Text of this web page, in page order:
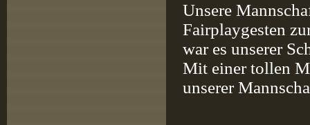
Unsere
Fairplaygesten
war es unserer
Mit einer tollen
unserer